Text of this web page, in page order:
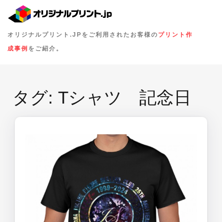
オリジナルプリント.JPをご利用されたお客様の プリント作
成事例 をご紹介。
タグ: Tシャツ 記念日